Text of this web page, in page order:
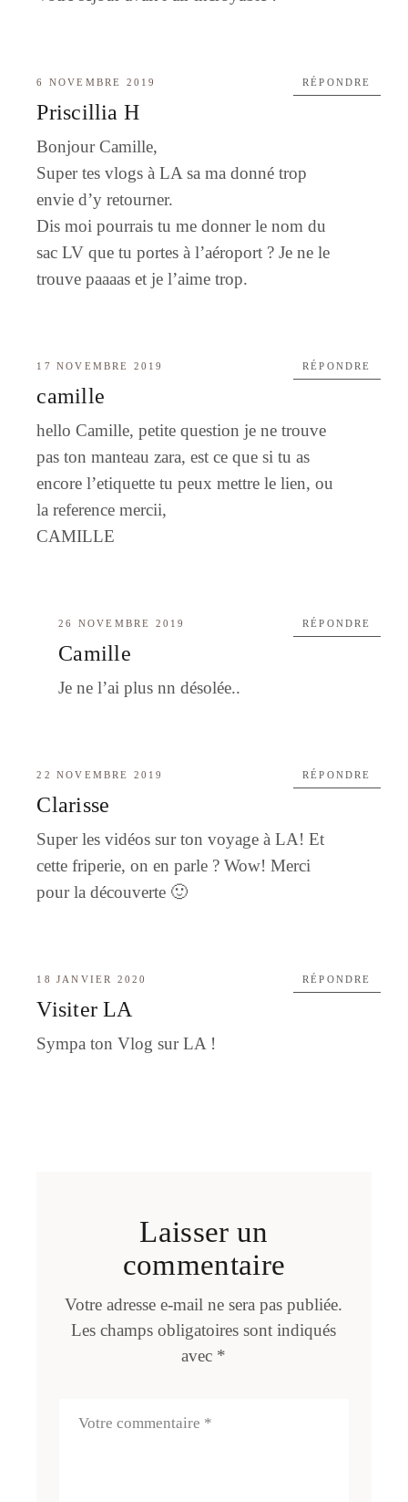
6 NOVEMBRE 2019
Priscillia H
Bonjour Camille,
Super tes vlogs à LA sa ma donné trop
envie d’y retourner.
Dis moi pourrais tu me donner le nom du
sac LV que tu portes à l’aéroport ? Je ne le
trouve paaaas et je l’aime trop.
RÉPONDRE
17 NOVEMBRE 2019
camille
hello Camille, petite question je ne trouve
pas ton manteau zara, est ce que si tu as
encore l’etiquette tu peux mettre le lien, ou
la reference mercii,
CAMILLE
RÉPONDRE
26 NOVEMBRE 2019
Camille
Je ne l’ai plus nn désolée..
RÉPONDRE
22 NOVEMBRE 2019
Clarisse
Super les vidéos sur ton voyage à LA! Et
cette friperie, on en parle ? Wow! Merci
pour la découverte 🙂
RÉPONDRE
18 JANVIER 2020
Visiter LA
Sympa ton Vlog sur LA !
RÉPONDRE
Laisser un
commentaire
Votre adresse e-mail ne sera pas publiée.
Les champs obligatoires sont indiqués
avec *